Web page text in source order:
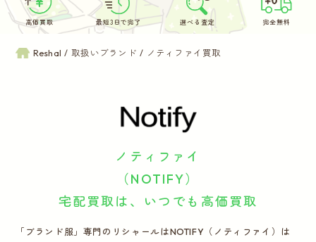
お客さまの声
運営会社
ログイン お問い合わせ
高価買取 最短3日で完了 選べる査定 完全無料
Reshal 取扱いブランド ノティファイ買取
ノティファイ
（NOTIFY）
宅配買取は、いつでも高価買取
「ブランド服」専門のリシャールはNOTIFY（ノティファイ）は